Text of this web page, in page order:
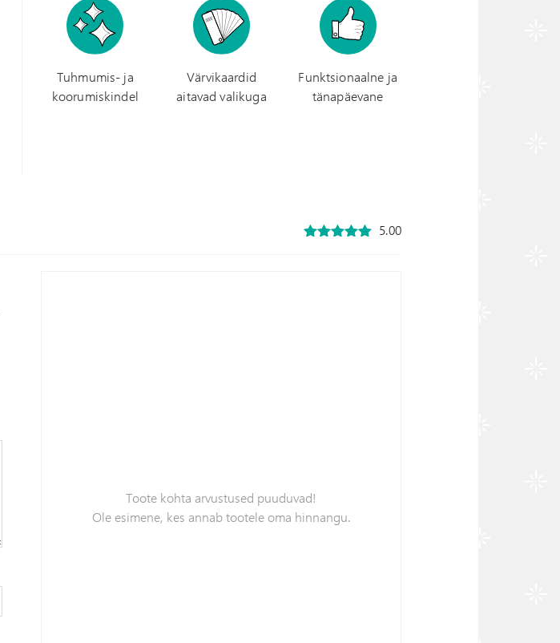
Tuhmumis- ja
koorumiskindel
Värvikaardid
aitavad valikuga
Funktsionaalne ja
tänapäevane
5.00
Toote kohta arvustused puuduvad!
Ole esimene, kes annab tootele oma hinnangu.